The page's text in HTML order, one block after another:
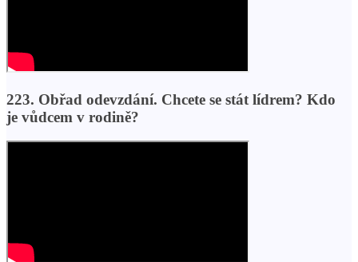
223. Obřad odevzdání. Chcete se stát lídrem? Kdo
je vůdcem v rodině?